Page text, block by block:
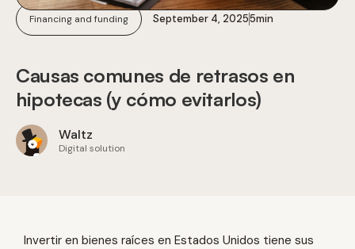
Financing and funding September 4, 20255min
Causas comunes de retrasos en
hipotecas (y cómo evitarlos)
Waltz
Digital solution
Invertir en bienes raíces en Estados Unidos tiene sus